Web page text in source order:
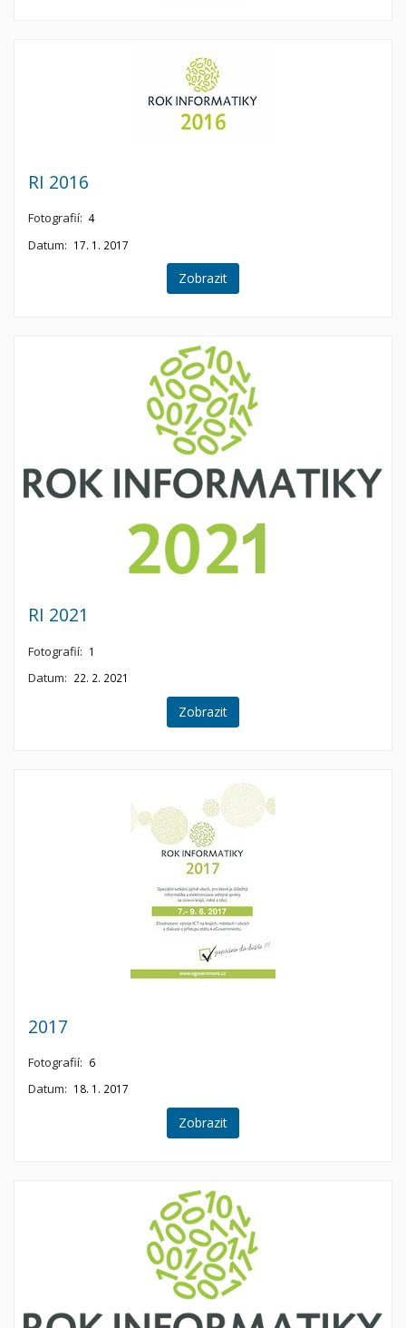
RI 2016
Fotografií: 4
Datum: 17. 1. 2017
Zobrazit
RI 2021
Fotografií: 1
Datum: 22. 2. 2021
Zobrazit
2017
Fotografií: 6
Datum: 18. 1. 2017
Zobrazit